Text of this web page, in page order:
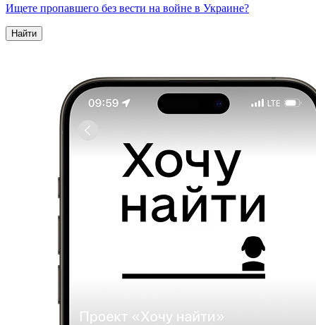
Ищете пропавшего без вести на войне в Украине?
Найти